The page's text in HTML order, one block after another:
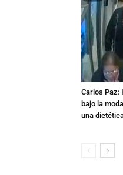
Carlos Paz:
bajo la
una